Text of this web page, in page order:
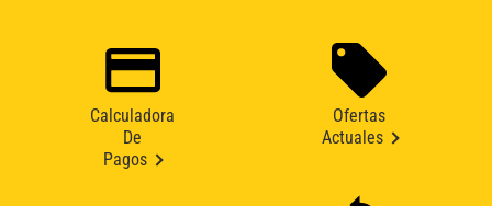
Calculadora
De
Pagos
Ofertas
Actuales